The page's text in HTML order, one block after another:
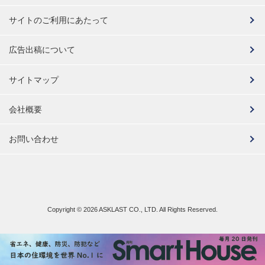
サイトのご利用にあたって
広告出稿について
サイトマップ
会社概要
お問い合わせ
Copyright © 2026 ASKLAST CO., LTD. All Rights Reserved.